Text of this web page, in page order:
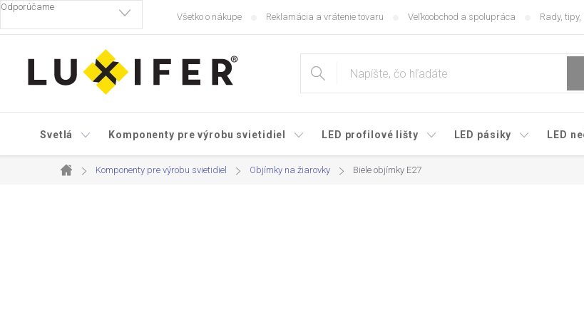
Prejsť
obsah
Všetko o nákupe Reklamácia a vrátenie tovaru Veľkoobchod a spolupráca Rady, tipy,
Svetlá Komponenty pre výrobu svietidiel LED profilové lišty LED pásiky LED
Domov
Komponenty pre výrobu svietidiel Objímky na žiarovky Biele objímky E27